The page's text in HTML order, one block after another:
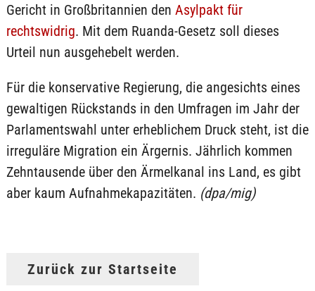
Gericht in Großbritannien den Asylpakt für
rechtswidrig. Mit dem Ruanda-Gesetz soll dieses
Urteil nun ausgehebelt werden.
Für die konservative Regierung, die angesichts eines
gewaltigen Rückstands in den Umfragen im Jahr der
Parlamentswahl unter erheblichem Druck steht, ist die
irreguläre Migration ein Ärgernis. Jährlich kommen
Zehntausende über den Ärmelkanal ins Land, es gibt
aber kaum Aufnahmekapazitäten. (dpa/mig)
Zurück zur Startseite